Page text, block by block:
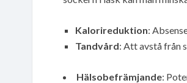
Kalorireduktion:
Tandvård: Att avstå från
Hälsobefrämjande: